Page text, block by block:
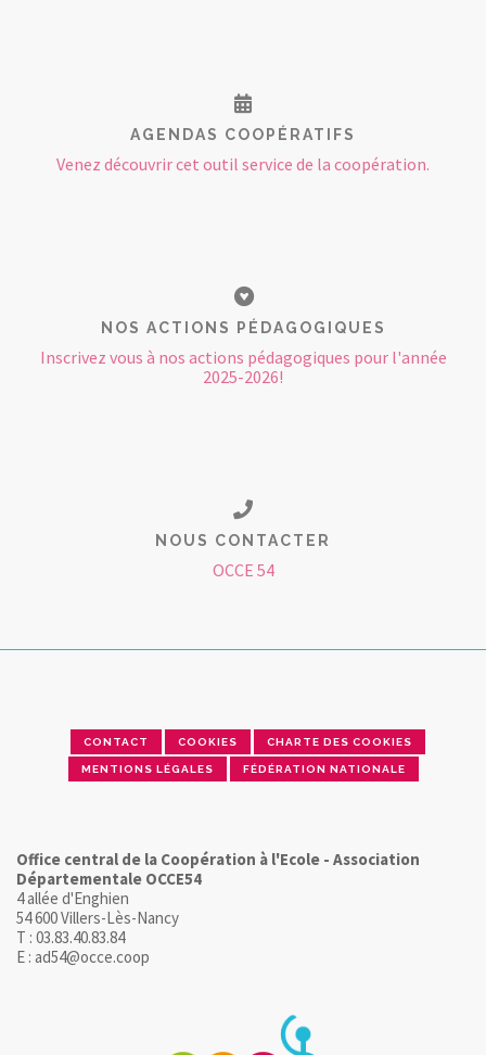
AGENDAS COOPÉRATIFS
Venez découvrir cet outil service de la coopération.
NOS ACTIONS PÉDAGOGIQUES
Inscrivez vous à nos actions pédagogiques pour l'année
2025-2026!
NOUS CONTACTER
OCCE 54
CONTACT COOKIES CHARTE DES COOKIES
MENTIONS LÉGALES FÉDÉRATION NATIONALE
Office central de la Coopération à l'Ecole - Association
Départementale OCCE54
4 allée d'Enghien
54 600 Villers-Lès-Nancy
T : 03.83.40.83.84
E : ad54@occe.coop